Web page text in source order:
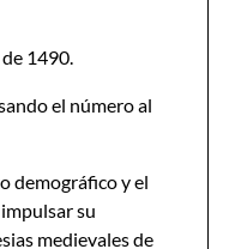
1490.
el número al
demográfico y el
su
medievales de